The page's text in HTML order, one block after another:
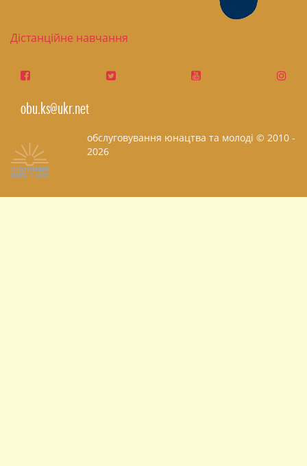
Дістанційне навчання
obu.ks@ukr.net
обслуговування юнацтва та молоді © 2010 -
2026